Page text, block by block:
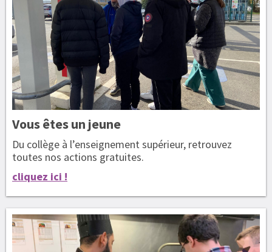
Vous êtesun jeune
Du collège à l’enseignement supérieur, retrouvez
toutes nos actions gratuites.
cliquez ici !